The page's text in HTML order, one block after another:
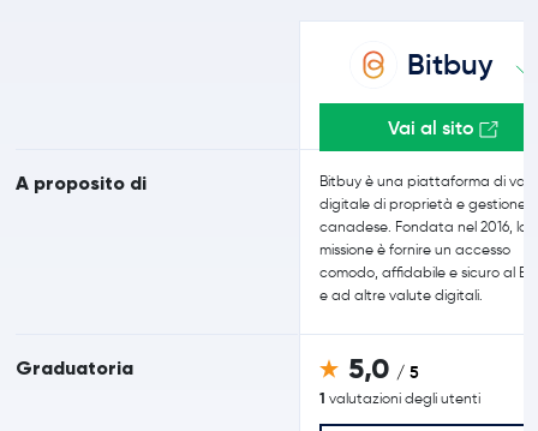
A proposito di
Graduatoria
Bitbuy
Vai al sito
Bitbuy è una piattaforma di
digitale di proprietà e gestione
canadese. Fondata nel 2016, la
missione è fornire un accesso
comodo, affidabile e sicuro al
e ad altre valute digitali.
5,0 / 5
1valutazioni degli utenti